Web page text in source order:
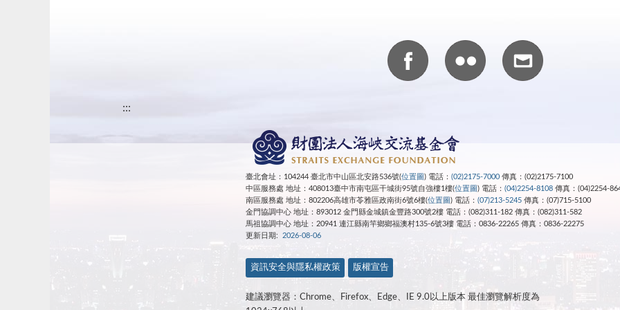
:::
臺北會址：104244 臺北市中山區北安路536號(位置圖) 電話：(02)2175-7000 傳真：(02)2175-7100
中區服務處 地址：408013臺中市南屯區干城街95號自強樓1樓(位置圖) 電話：(04)2254-8108 傳真：(04)2254-
南區服務處 地址：802206高雄市苓雅區政南街6號6樓(位置圖) 電話：(07)213-5245 傳真：(07)715-5100
金門協調中心 地址：893012 金門縣金城鎮金豐路300號2樓 電話：(082)311-182 傳真：(082)311-582
馬祖協調中心 地址：20941 連江縣南竿鄉鄉福澳村135-6號3樓 電話：0836-22265 傳真：0836-22275
更新日期:
2026-08-06
資訊安全與隱私權政策 版權宣告
建議瀏覽器：Chrome、Firefox、Edge、IE 9.0以上版本 最佳瀏覽解析度為